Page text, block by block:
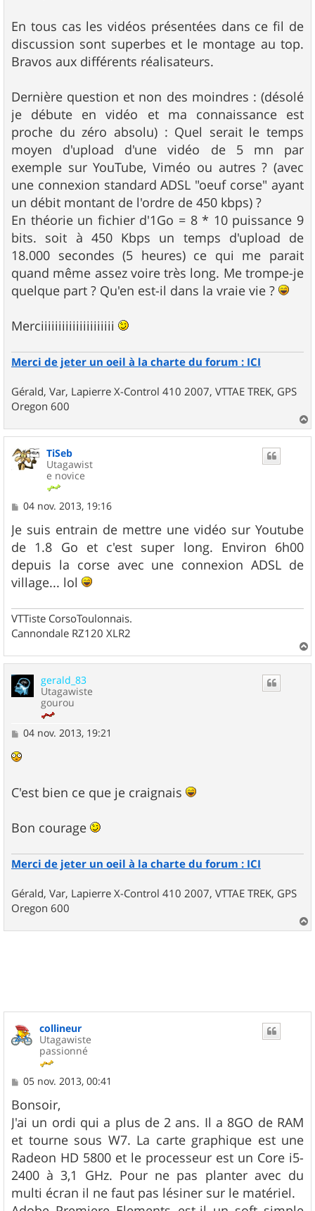
En tous cas les vidéos présentées dans ce fil de
discussion sont superbes et le montage au top.
Bravos aux différents réalisateurs.
Dernière question et non des moindres : (désolé
je débute en vidéo et ma connaissance est
proche du zéro absolu) : Quel serait le temps
moyen d'upload d'une vidéo de 5 mn par
exemple sur YouTube, Viméo ou autres ? (avec
une connexion standard ADSL "oeuf corse" ayant
un débit montant de l'ordre de 450 kbps) ?
En théorie un fichier d'1Go = 8 * 10 puissance 9
bits. soit à 450 Kbps un temps d'upload de
18.000 secondes (5 heures) ce qui me parait
quand même assez voire très long. Me trompe-je
quelque part ? Qu'en est-il dans la vraie vie ?
Merciiiiiiiiiiiiiiiiiiiii
Merci de jeter un oeil à la charte du forum : ICI
Gérald, Var, Lapierre X-Control 410 2007, VTTAE TREK, GPS
Oregon 600
a
TiSeb
Utagawist
e novice
M
s
s
a
g
e
04 nov. 2013, 19:16
Je suis entrain de mettre une vidéo sur Youtube
de 1.8 Go et c'est super long. Environ 6h00
depuis la corse avec une connexion ADSL de
village... lol
VTTiste CorsoToulonnais.
Cannondale RZ120 XLR2
a
gerald_83
Utagawiste
gourou
M
s
g
e
04 nov. 2013, 19:21
C'est bien ce que je craignais
Bon courage
Merci de jeter un oeil à la charte du forum : ICI
Gérald, Var, Lapierre X-Control 410 2007, VTTAE TREK, GPS
Oregon 600
a
collineur
Utagawiste
passionné
M
s
s
a
g
e
05 nov. 2013, 00:41
Bonsoir,
J'ai un ordi qui a plus de 2 ans. Il a 8GO de RAM
et tourne sous W7. La carte graphique est une
Radeon HD 5800 et le processeur est un Core i5-
2400 à 3,1 GHz. Pour ne pas planter avec du
multi écran il ne faut pas lésiner sur le matériel.